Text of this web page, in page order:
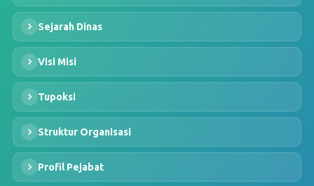
Sejarah Dinas
Visi Misi
Tupoksi
Struktur Organisasi
Profil Pejabat